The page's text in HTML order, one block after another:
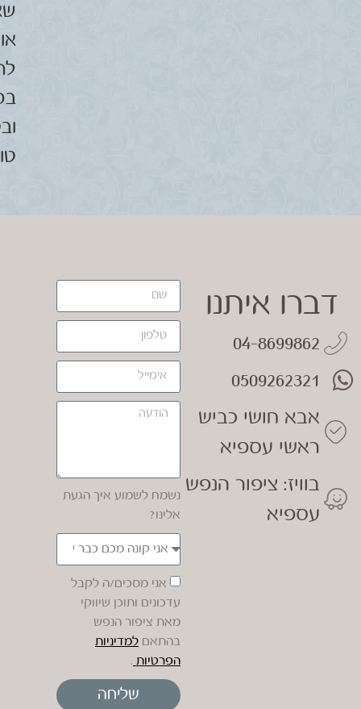
דברו איתנו
04-8699862
0509262321
אבא חושי כביש
ראשי עספיא
בוויז: ציפור הנפש
עספיא
נשמח לשמוע איך הגעת
אלינו?
אני מסכים/ה לקבל
עדכונים ותוכן שיווקי
מאת ציפור הנפש
בהתאם למדיניות
הפרטיות .
שליחה